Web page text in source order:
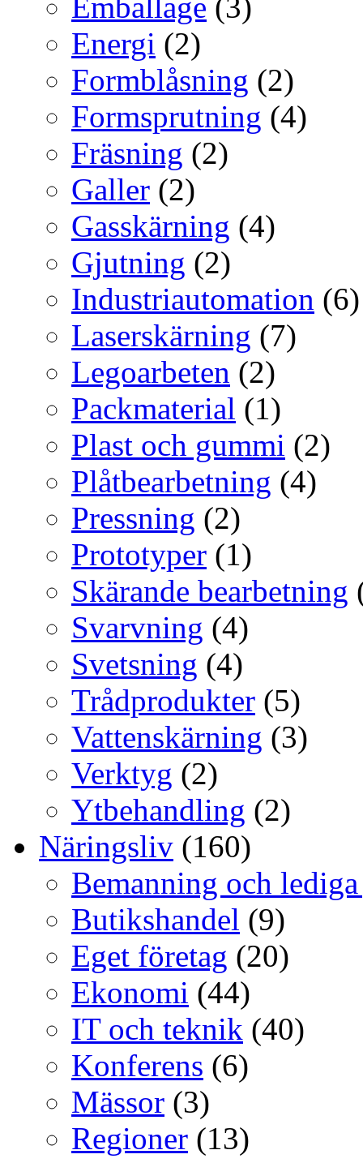
Energi (2)
Formblåsning (2)
Formsprutning (4)
Fräsning (2)
Galler (2)
Gasskärning (4)
Gjutning (2)
Industriautomation (6)
Laserskärning (7)
Legoarbeten (2)
Packmaterial (1)
Plast och gummi (2)
Plåtbearbetning (4)
Pressning (2)
Prototyper (1)
Skärande bearbetning
Svarvning (4)
Svetsning (4)
Trådprodukter (5)
Vattenskärning (3)
Verktyg (2)
Ytbehandling (2)
Näringsliv (160)
Bemanning och
Butikshandel (9)
Eget företag (20)
Ekonomi (44)
IT och teknik (40)
Konferens (6)
Mässor (3)
Regioner (13)